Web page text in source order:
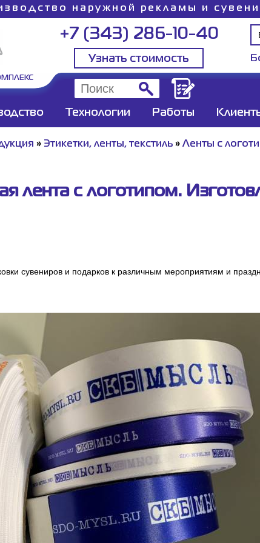
наружной рекламы и
+7 (343) 286-10-40
Узнать стоимость
Технологии Работы
» Этикетки, ленты, текстиль » Ленты с
лента с логотипом.
сувениров и подарков к различным мероприятиям и